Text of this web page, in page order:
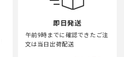
即日発送
午前9時までに確認できたご注
文は当日出荷配送